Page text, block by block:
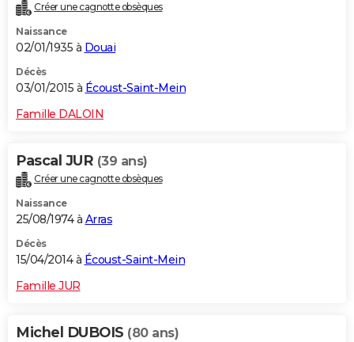
Créer une cagnotte obsèques
Naissance
02/01/1935 à Douai
Décès
03/01/2015 à Écoust-Saint-Mein
Famille DALOIN
Pascal JUR (39 ans)
Créer une cagnotte obsèques
Naissance
25/08/1974 à Arras
Décès
15/04/2014 à Écoust-Saint-Mein
Famille JUR
Michel DUBOIS (80 ans)